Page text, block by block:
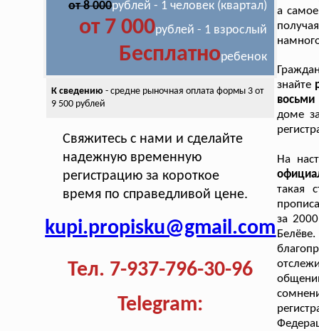
от 8 000рублей - 1 человек (квартал)
от 7 000рублей - 1 взрослый
Бесплатноребенок
К сведению - средне рыночная оплата формы 3 от
9 500 рублей
Свяжитесь с нами и сделайте
надежную временную
регистрацию за короткое
время по справедливой цене.
kupi.propisku@gmail.com
Тел. 7-937-796-30-96
Telegram:
а
знайте
доме
На
такая
за